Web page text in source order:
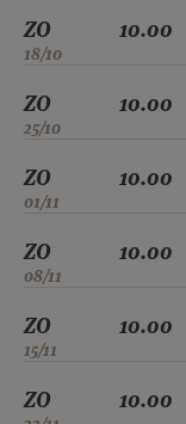
ZO
18/10
10.00
ZO
25/10
10.00
ZO
01/11
10.00
ZO
08/11
10.00
ZO
15/11
10.00
ZO 10.00